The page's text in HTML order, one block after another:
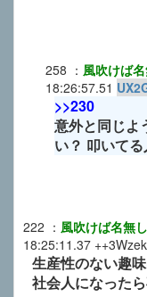
258 ： 風吹けば
18:26:57.51
>>230
意外と同じよ
い？ 叩いて
222 ： 風吹けば名無
18:25:11.37
生産性のない趣
社会人になった